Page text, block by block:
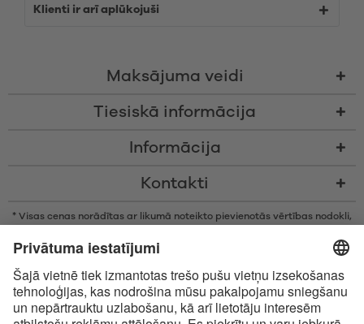
Klienti ir arī aplūkojuši
Maksājuma veidi
Tiesiskā informācija
Informācija
Kontakti
* Visas cenas norādītas ar likumā noteikto pievienotās vērtības nodokli,
vien nav noteikts citādi
* Bluetooth® vārdiskā zīme un logotipi ir reģistrētas preču zīmes, kas
pieder Bluetooth SIG, Inc., un Satisfyer GmbH izmanto šīs zīmes saskaņā
ar licenci.